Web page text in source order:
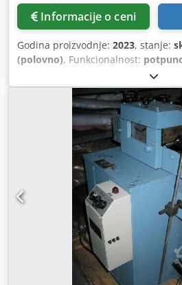
Informacije o ceni
Godina proizvodnje: 2023, stanje:
(polovno), Funkcionalnost:
BKRS portalna dizalica Radna
kg Raspon: 29 m Prepust: 2 x 8,9
šine: 10 m Putanja kuke: 13,5 m
Bubanj za kabl pogodan za 90 m
Kompletno sa kranskom šinom